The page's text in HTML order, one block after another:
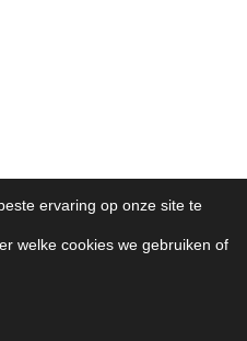
ervaring op onze site te
welke cookies we gebruiken of